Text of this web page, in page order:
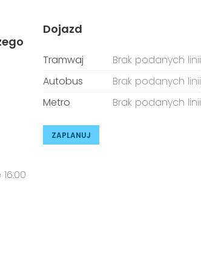
Dojazd
Tramwaj
Brak podanych linii
Autobus
Brak podanych linii
Metro
Brak podanych linii
ZAPLANUJ